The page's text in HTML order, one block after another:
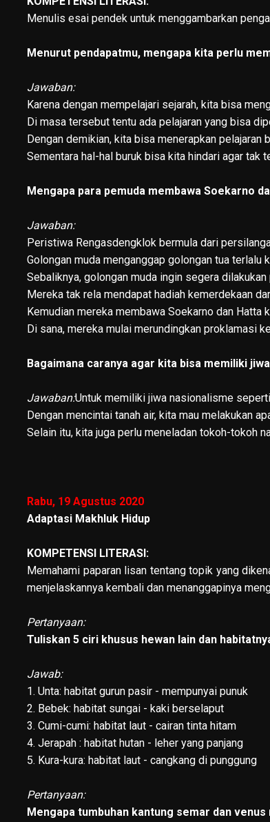
Menulis esai pendek untuk menggambarkan
Menurut pendapatmu, mengapa kita perlu
Jawaban:
Karena dengan mempelajari sejarah, kita bisa
Di masa tersebut tentu ada pelajaran yang bisa
Dengan demikian, kita bisa menerapkan pelajaran
Sementara hal-hal buruk bisa kita hindari agar tak
Mengapa para pemuda membawa Soekarno
Jawaban:
Peristiwa Rengasdengklok bermula dari
Golongan muda menganggap golongan tua terlalu
Sebaliknya, golongan muda ingin segera dilakukan
Mereka tak rela mendapat hadiah kemerdekaan
Kemudian mereka membawa Soekarno dan Hatta
Di sana, mereka mulai merundingkan proklamasi
Bagaimana caranya agar kita bisa memiliki
Jawaban:Untuk memiliki jiwa nasionalisme
Dengan mencintai tanah air, kita mau melakukan
Selain itu, kita juga perlu meneladan tokoh-tokoh
Rabu, 19 Agustus 2020
Adaptasi Makhluk Hidup
KOMPETENSI LITERASI:
Memahami paparan lisan tentang topik yang
menjelaskannya kembali dan menanggapinya
Pertanyaan:
Tuliskan 5 ciri khusus hewan lain dan
Jawab:
1. Unta: habitat gurun pasir - mempunyai punuk
2. Bebek: habitat sungai - kaki berselaput
3. Cumi-cumi: habitat laut - cairan tinta hitam
4. Jerapah : habitat hutan - leher yang panjang
5. Kura-kura: habitat laut - cangkang di punggung
Pertanyaan:
Mengapa tumbuhan kantung semar dan